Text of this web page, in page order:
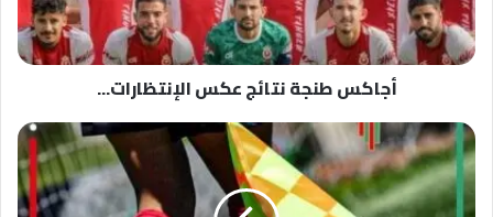
أجاكس طنجة نتائج عكس الإنتظارات...
عاجل
:
حصري
تعيينات